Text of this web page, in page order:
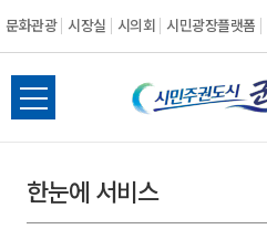
문화관광 시장실 시의회 시민광장플랫폼
시
민
전
체
뉴
열
한눈에 서비스